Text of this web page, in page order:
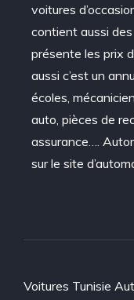
voitures
contient aussi
présente les prix
aussi c’est un
écoles,
auto, pièces de
assurance….
sur le site
Voitures Tunisie